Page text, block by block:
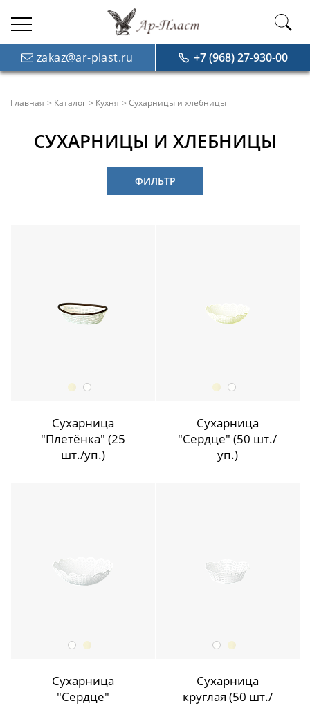
zakaz@ar-plast.ru +7 (968) 27-930-00
Главная Каталог Кухня Сухарницы и хлебницы
СУХАРНИЦЫ И ХЛЕБНИЦЫ
ФИЛЬТР
Сухарница
"Плетёнка" (25
шт./уп.)
Сухарница
"Сердце" (50 шт./
уп.)
Сухарница
"Сердце"
Сухарница
круглая (50 шт./